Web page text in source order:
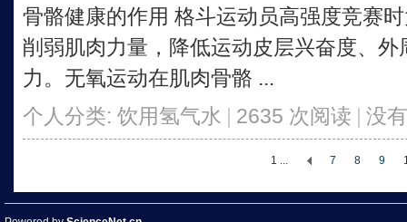
骨骼健康的作用 格斗运动员高强度竞赛
削弱肌肉力量，降低运动皮层兴奋度、
力。无氧运动在肌肉骨骼 ...
个人分类: 饮用氢气水 | 2635 次阅读 | 没
1 ... 7 8 9